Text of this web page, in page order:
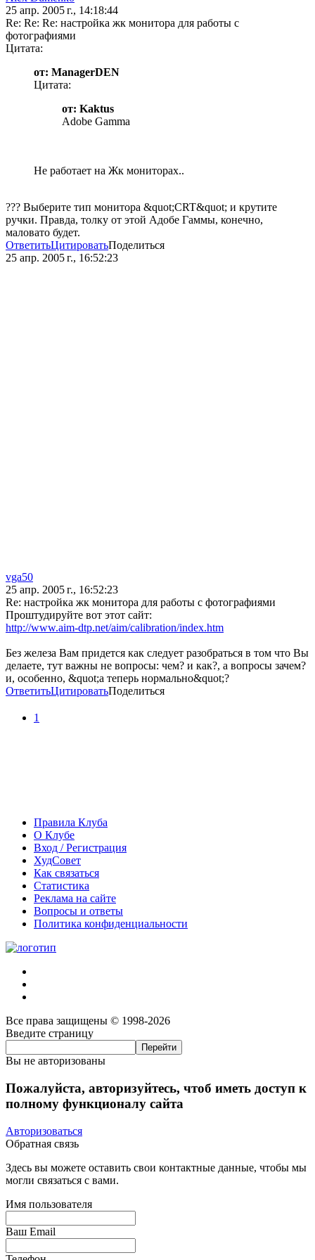
25 апр. 2005 г., 14:18:44
Re: Re: Re: настройка жк монитора для работы с
фотографиями
Цитата:
от: ManagerDEN
Цитата:
от: Kaktus
Adobe Gamma
Не работает на Жк мониторах..
??? Выберите тип монитора &quot;CRT&quot; и крутите
ручки. Правда, толку от этой Адобе Гаммы, конечно,
маловато будет.
ОтветитьЦитироватьПоделиться
25 апр. 2005 г., 16:52:23
vga50
25 апр. 2005 г., 16:52:23
Re: настройка жк монитора для работы с фотографиями
Проштудируйте вот этот сайт:
http://www.aim-dtp.net/aim/calibration/index.htm
Без железа Вам придется как следует разобраться в том что Вы
делаете, тут важны не вопросы: чем? и как?, а вопросы зачем?
и, особенно, &quot;а теперь нормально&quot;?
ОтветитьЦитироватьПоделиться
1
Правила Клуба
О Клубе
Вход / Регистрация
ХудСовет
Как связаться
Статистика
Реклама на сайте
Вопросы и ответы
Политика конфиденциальности
Все права защищены © 1998-2026
Введите страницу
Вы не авторизованы
Пожалуйста, авторизуйтесь, чтоб иметь доступ к
полному функционалу сайта
Авторизоваться
Обратная связь
Здесь вы можете оставить свои контактные данные, чтобы мы
могли связаться с вами.
Имя пользователя
Ваш Email